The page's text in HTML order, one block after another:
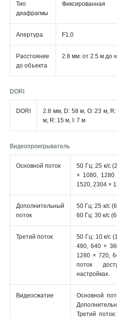
Тип
диафрагмы
Фиксированная
Апертура F1.0
Расстояние
до объекта
2.8 мм: от 2.5 м до
DORI
DORI
2.8 мм, D: 58 м, O: 23 м,
м, R: 15 м, I: 7 м
Видеопроигрыватель
Основной поток
50 Гц: 25 к/с
× 1080,
1520, 2304 ×
Дополнительный
поток
50 Гц: 25 к/с
60 Гц: 30 к/с
Третий поток
50 Гц: 10 к/с
480, 640 ×
1280 × 720,
поток
настройках.
Видеосжатие
Основной
Третий